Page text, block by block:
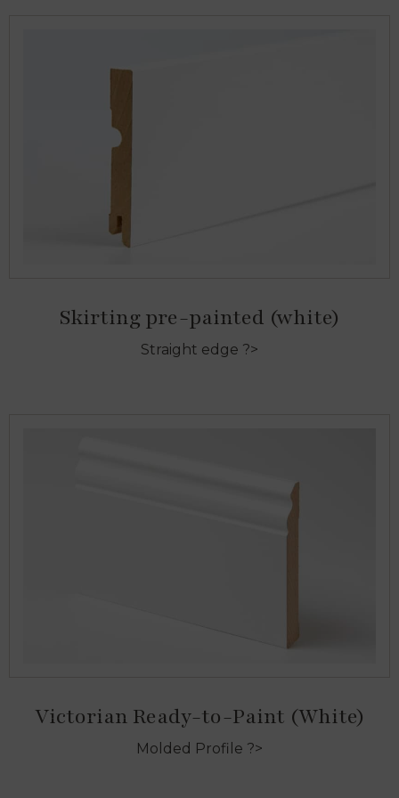
Skirting pre-painted (white)
Straight edge ?>
Victorian Ready-to-Paint (White)
Molded Profile ?>